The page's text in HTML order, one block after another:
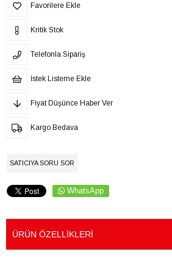
Favorilere Ekle
Kritik Stok
Telefonla Sipariş
İstek Listeme Ekle
Fiyat Düşünce Haber Ver
Kargo Bedava
SATICIYA SORU SOR
WhatsApp
ÜRÜN ÖZELLIKLERI